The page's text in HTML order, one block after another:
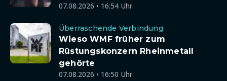
07.08.2026 • 16:54 Uhr
Überraschende Verbindung
Wieso WMF früher zum
Rüstungskonzern Rheinmetall
gehörte
07.08.2026 • 16:50 Uhr